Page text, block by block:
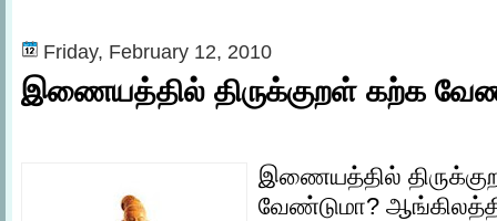
Friday, February 12, 2010
இணையத்தில் திருக்குறள் கற்க
இணையத்தில்
வேண்டுமா?